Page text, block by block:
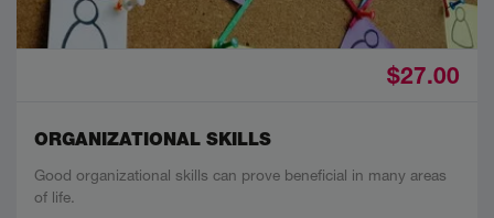
$27.00
ORGANIZATIONAL SKILLS
Good organizational skills can prove beneficial in many areas
of life.